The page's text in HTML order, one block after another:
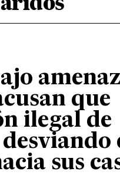
que
ilegal de
sus